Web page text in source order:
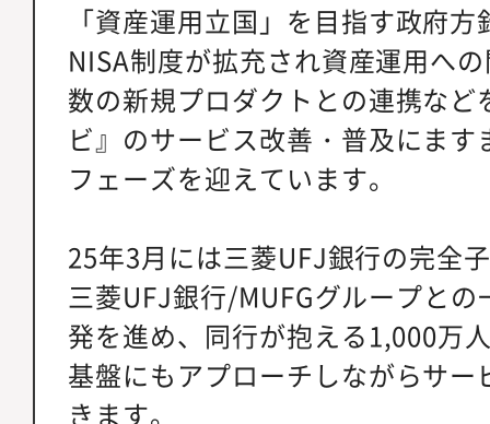
「資産運用立国」を目指す政府
NISA制度が拡充され資産運用へ
数の新規プロダクトとの連携な
ビ』のサービス改善・普及にま
フェーズを迎えています。
25年3月には三菱UFJ銀行の完全
三菱UFJ銀行/MUFGグループと
発を進め、同行が抱える1,000万
基盤にもアプローチしながらサ
きます。